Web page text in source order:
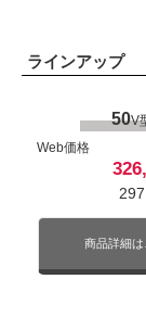
ラインアップ
50V
Web価格
商品詳細は